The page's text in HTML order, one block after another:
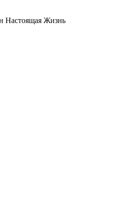
Настоящая Жизнь